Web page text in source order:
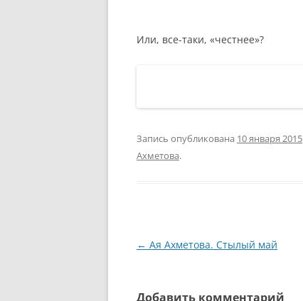
Или, все-таки, «честнее»?
Запись опубликована 10 января 2015
Ахметова.
Навигация
← Ая Ахметова. Стылый май
Добавить комментарий